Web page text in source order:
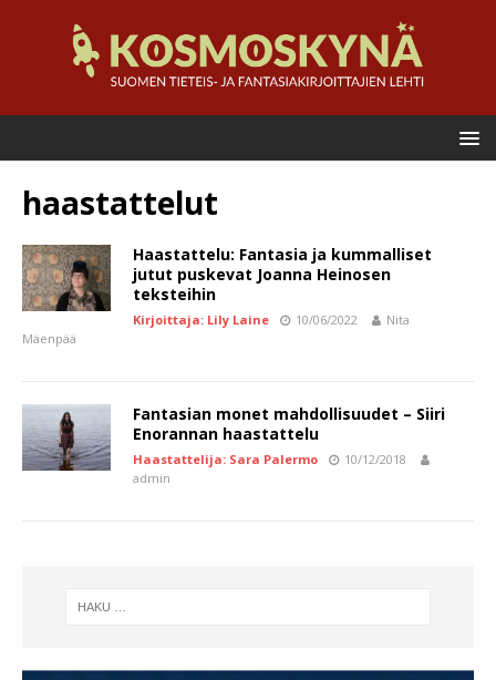
haastattelut
Haastattelu: Fantasia ja kummalliset
jutut puskevat Joanna Heinosen
teksteihin
Kirjoittaja: Lily Laine 10/06/2022
Nita
Mäenpää
Fantasian monet mahdollisuudet – Siiri
Enorannan haastattelu
Haastattelija: Sara Palermo
10/12/2018
admin